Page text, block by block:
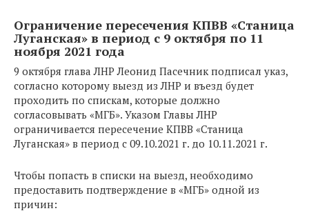
Ограничение пересечения КПВВ «Станица
Луганская» в период с 9 октября по 11
ноября 2021 года
9 октября глава ЛНР Леонид Пасечник подписал указ,
согласно которому выезд из ЛНР и въезд будет
проходить по спискам, которые должно
согласовывать «МГБ». Указом Главы ЛНР
ограничивается пересечение КПВВ «Станица
Луганская» в период с 09.10.2021 г. до 10.11.2021 г.
Чтобы попасть в списки на выезд, необходимо
предоставить подтверждение в «МГБ» одной из
причин: